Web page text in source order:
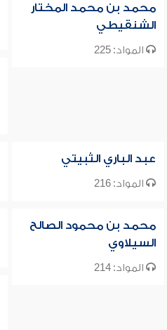
محمد بن محمد المختار
الشنقيطي
المواد: 225
عبد الباري الثبيتي
المواد: 216
محمد بن محمود الصالح
السيلاوي
المواد: 214